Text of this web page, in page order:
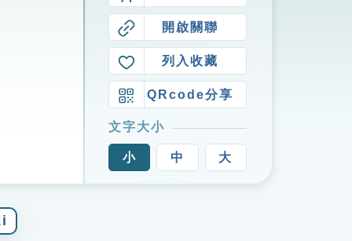
開啟關聯
列入收藏
QRcode分享
文字大小
小 中 大